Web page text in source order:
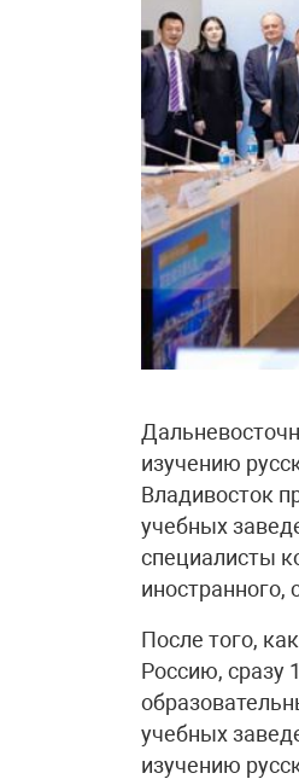
изучению
Владивосток
учебных
специалисты
После того,
Россию, сразу
учебных
изучению